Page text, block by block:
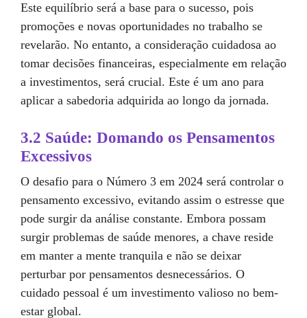
Este equilíbrio será a base para o sucesso, pois
promoções e novas oportunidades no trabalho se
revelarão. No entanto, a consideração cuidadosa ao
tomar decisões financeiras, especialmente em relação
a investimentos, será crucial. Este é um ano para
aplicar a sabedoria adquirida ao longo da jornada.
3.2 Saúde: Domando os Pensamentos
Excessivos
O desafio para o Número 3 em 2024 será controlar o
pensamento excessivo, evitando assim o estresse que
pode surgir da análise constante. Embora possam
surgir problemas de saúde menores, a chave reside
em manter a mente tranquila e não se deixar
perturbar por pensamentos desnecessários. O
cuidado pessoal é um investimento valioso no bem-
estar global.